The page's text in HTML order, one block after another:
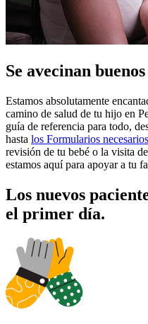
Se avecinan
Estamos absolutamente
camino de salud de tu hijo en
guía de referencia para todo,
hasta los Formularios necesarios
revisión de tu bebé o la visita
estamos aquí para apoyar a tu
Los nuevos
el primer día.